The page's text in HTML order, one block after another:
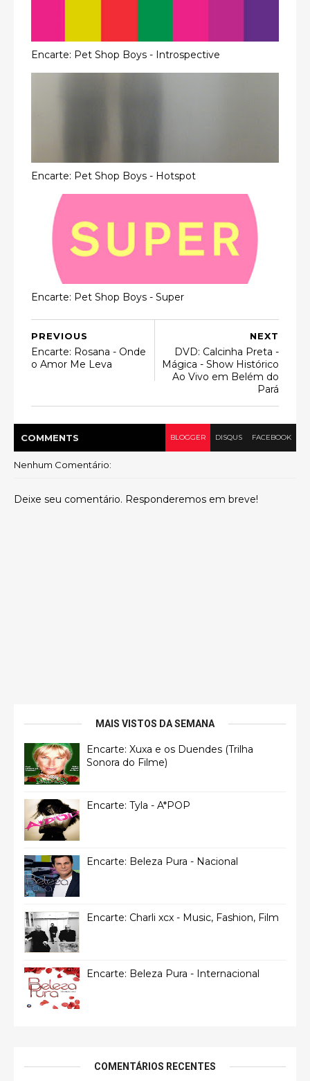
Encarte: Pet Shop Boys - Introspective
Encarte: Pet Shop Boys - Hotspot
Encarte: Pet Shop Boys - Super
NEXT
DVD: Calcinha Preta -
Mágica - Show Histórico
Ao Vivo em Belém do
Pará
PREVIOUS
Encarte: Rosana - Onde
o Amor Me Leva
COMMENTS BLOGGER DISQUS FACEBOOK
Nenhum Comentário:
Deixe seu comentário. Responderemos em breve!
MAIS VISTOS DA SEMANA
Encarte: Xuxa e os Duendes (Trilha
Sonora do Filme)
Encarte: Tyla - A*POP
Encarte: Beleza Pura - Nacional
Encarte: Charli xcx - Music, Fashion, Film
Encarte: Beleza Pura - Internacional
COMENTÁRIOS RECENTES